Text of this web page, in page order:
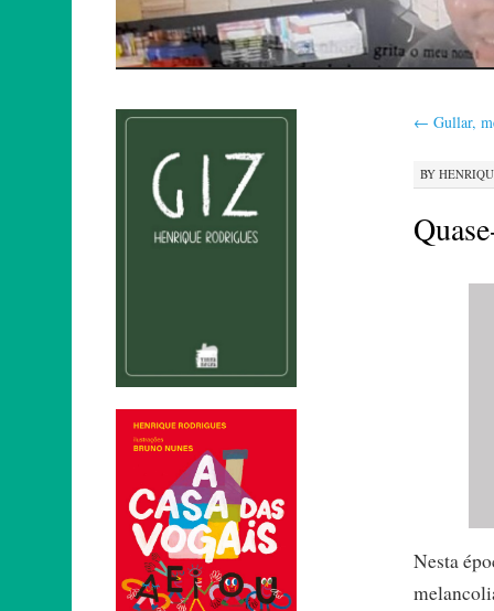
← Gullar,
BY
Nesta